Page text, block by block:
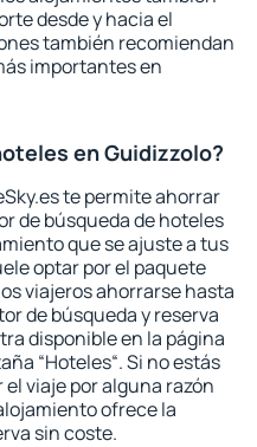
desde y hacia el
también recomiendan
importantes en
en Guidizzolo?
te permite ahorrar
de búsqueda de hoteles
que se ajuste a tus
optar por el paquete
viajeros ahorrarse hasta
de búsqueda y reserva
disponible en la página
“Hoteles“. Si no estás
viaje por alguna razón
ofrece la
sin coste.